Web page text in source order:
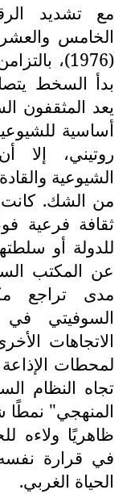
مع تشديد
الخامس
(1976)،
بدأ السخط
يعد المثقفون
أساسية
روتيني، إلا
الشيوعية
من الشك. كانت
ثقافة فرعية
للدولة أو
عن المكتب
مدى تراجع
السوفيتي في
الاتجاهات
لمحطات الإذاعة
تجاه النظام
المنهجي" نمطًا
ظاهريًا ولاءه
في قرارة
الحياة الغربي.